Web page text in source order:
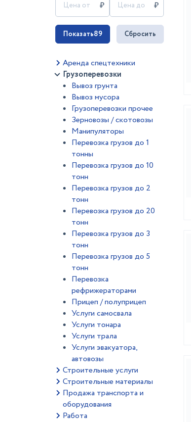
Показать89 Сбросить
Аренда спецтехники
Грузоперевозки
Вывоз грунта
Вывоз мусора
Грузоперевозки прочее
Зерновозы / скотовозы
Манипуляторы
Перевозка грузов до 1
тонны
Перевозка грузов до 10
тонн
Перевозка грузов до 2
тонн
Перевозка грузов до 20
тонн
Перевозка грузов до 3
тонн
Перевозка грузов до 5
тонн
Перевозка
рефрижераторами
Прицеп / полуприцеп
Услуги самосвала
Услуги тонара
Услуги трала
Услуги эвакуатора,
автовозы
Строительные услуги
Строительные материалы
Продажа транспорта и
оборудования
Работа